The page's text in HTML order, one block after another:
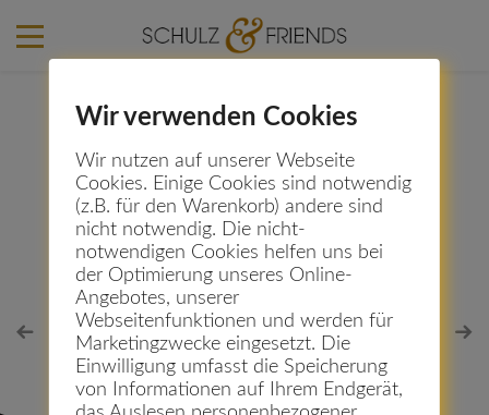
Ines Grünbaum
21. Februar 2016
Wir verwenden Cookies
Wir nutzen auf unserer Webseite
Cookies. Einige Cookies sind notwendig
(z.B. für den Warenkorb) andere sind
nicht notwendig. Die nicht-
notwendigen Cookies helfen uns bei
der Optimierung unseres Online-
Angebotes, unserer
Webseitenfunktionen und werden für
Marketingzwecke eingesetzt. Die
Einwilligung umfasst die Speicherung
von Informationen auf Ihrem Endgerät,